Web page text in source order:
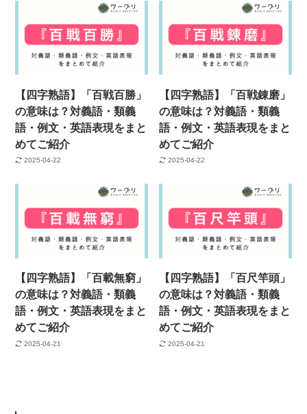
【四字熟語】「百戦百勝」
の意味は？対義語・類義
語・例文・英語表現をまと
めてご紹介
2025-04-22
【四字熟語】「百戦錬磨」
の意味は？対義語・類義
語・例文・英語表現をまと
めてご紹介
2025-04-22
【四字熟語】「百載無窮」
の意味は？対義語・類義
語・例文・英語表現をまと
めてご紹介
2025-04-21
【四字熟語】「百尺竿頭」
の意味は？対義語・類義
語・例文・英語表現をまと
めてご紹介
2025-04-21